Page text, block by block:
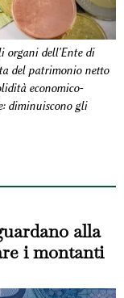
organi dell'Ente di
del patrimonio netto
economico-
diminuiscono gli
alla
i montanti